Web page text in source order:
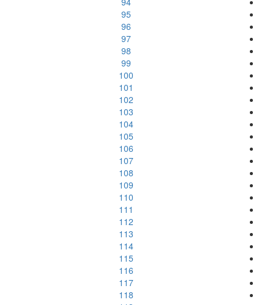
95
96
97
98
99
100
101
102
103
104
105
106
107
108
109
110
111
112
113
114
115
116
117
118